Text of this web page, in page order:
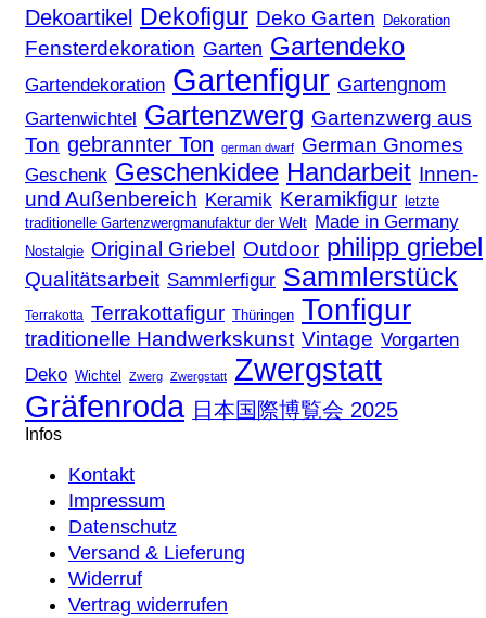
Dekoartikel Dekofigur Deko Garten Dekoration
Fensterdekoration Garten Gartendeko
Gartendekoration Gartenfigur Gartengnom
Gartenwichtel Gartenzwerg Gartenzwerg aus
Ton gebrannter Ton german dwarf German Gnomes
Geschenk Geschenkidee Handarbeit Innen-
und Außenbereich Keramik Keramikfigur
letzte
traditionelle Gartenzwergmanufaktur der Welt Made in Germany
Nostalgie Original Griebel Outdoor philipp griebel
Qualitätsarbeit Sammlerfigur Sammlerstück
Terrakotta Terrakottafigur Thüringen Tonfigur
traditionelle Handwerkskunst Vintage Vorgarten
Deko Wichtel Zwerg Zwergstatt
Zwergstatt
Gräfenroda 日本国際博覧会 2025
Infos
Kontakt
Impressum
Datenschutz
Versand & Lieferung
Widerruf
Vertrag widerrufen